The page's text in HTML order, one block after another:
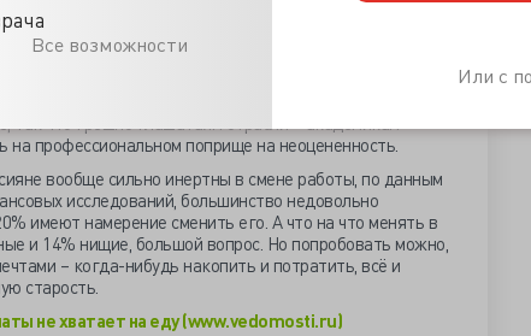
Все возможности
Или с
доходы у 54% работников, в финансовой - у 48%, это
Но есть и удивительное в статистике НИИ
средств науке и её обслуживании
управлении – только 33%. Научные работники
так что грешно глашатаям отрасли – академикам
на профессиональном поприще на неоцененность.
вообще сильно инертны в смене работы, по данным
исследований, большинство недовольно
имеют намерение сменить его. А что на что менять в
и 14% нищие, большой вопрос. Но попробовать можно,
– когда-нибудь накопить и потратить, всё и
старость.
не хватает на еду (www.vedomosti.ru)